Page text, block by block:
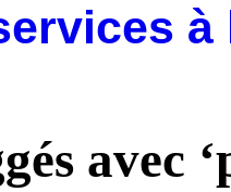
avec